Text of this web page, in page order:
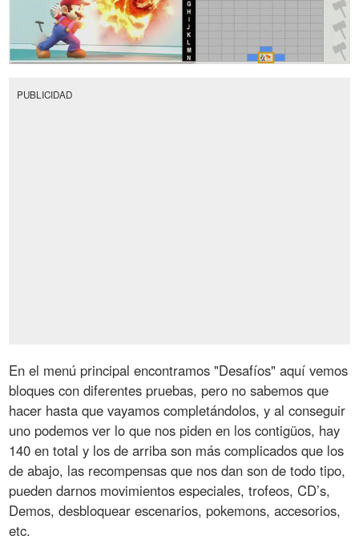
PUBLICIDAD
En el menú principal encontramos "Desafíos" aquí vemos
bloques con diferentes pruebas, pero no sabemos que
hacer hasta que vayamos completándolos, y al conseguir
uno podemos ver lo que nos piden en los contigüos, hay
140 en total y los de arriba son más complicados que los
de abajo, las recompensas que nos dan son de todo tipo,
pueden darnos movimientos especiales, trofeos, CD’s,
Demos, desbloquear escenarios, pokemons, accesorios,
etc.